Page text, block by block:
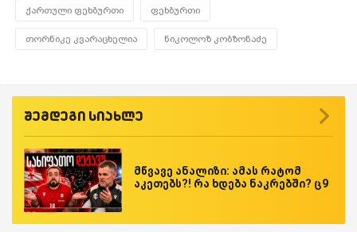
ქართული ფეხბურთი ფეხბურთი
თორნიკე კვარაცხელია ნიკოლოზ კობზონაძე
შემდეგი სიახლე
მწვავე ანალიზი: ამას რატომ
აკეთებს?! რა ხდება ნაკრებში? ც9